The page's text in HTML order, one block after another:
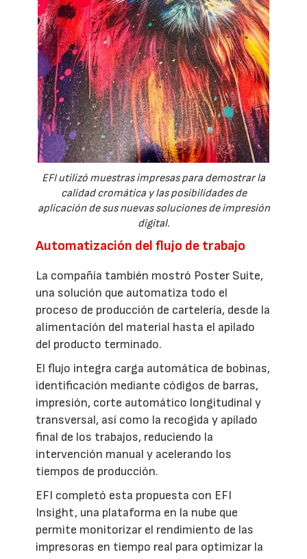
EFI utilizó muestras impresas para demostrar la
calidad cromática y las posibilidades de
aplicación de sus nuevas soluciones de impresión
digital.
Automatización del flujo de trabajo
La compañía también mostró Poster Suite,
una solución que automatiza todo el
proceso de producción de cartelería, desde la
alimentación del material hasta el apilado
del producto terminado.
El flujo integra carga automática de bobinas,
identificación mediante códigos de barras,
impresión, corte automático longitudinal y
transversal, así como la recogida y apilado
final de los trabajos, reduciendo la
intervención manual y acelerando los
tiempos de producción.
EFI completó esta propuesta con EFI
Insight, una plataforma en la nube que
permite monitorizar el rendimiento de las
impresoras en tiempo real para optimizar la